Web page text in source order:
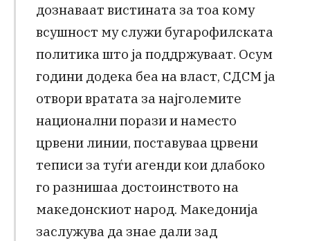
дознаваат вистината за тоа кому
всушност му служи бугарофилската
политика што ја поддржуваат. Осум
години додека беа на власт, СДСМ ја
отвори вратата за најголемите
национални порази и наместо
црвени линии, поставуваа црвени
теписи за туѓи агенди кои длабоко
го разнишаа достоинството на
македонскиот народ. Македонија
заслужува да знае дали зад